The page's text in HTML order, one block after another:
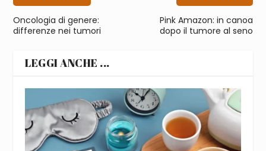
Oncologia di genere:
differenze nei tumori
Pink Amazon: in canoa
dopo il tumore al seno
LEGGI ANCHE ...